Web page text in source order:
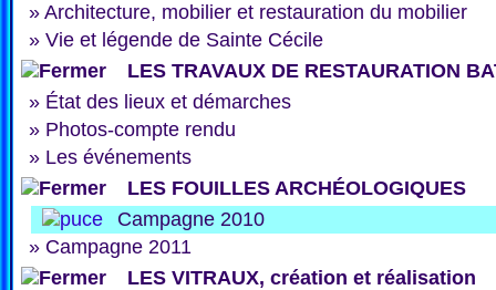
» Architecture, mobilier et restauration du mobilier
» Vie et légende de Sainte Cécile
LES TRAVAUX DE RESTAURATION
» État des lieux et démarches
» Photos-compte rendu
» Les événements
LES FOUILLES ARCHÉOLOGIQUES
Campagne 2010
» Campagne 2011
LES VITRAUX, création et réalisation